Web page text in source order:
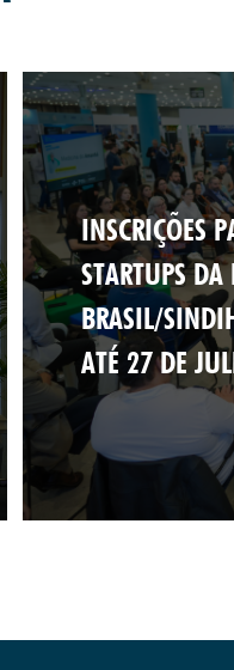
INSCRIÇÕES
STARTUPS
BRASIL/
ATÉ 27 DE